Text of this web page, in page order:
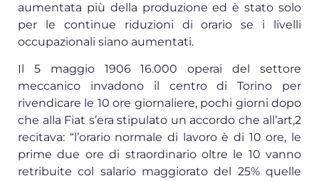
aumentata più della produzione ed è stato solo
per le continue riduzioni di orario se i livelli
occupazionali siano aumentati.
Il 5 maggio 1906 16.000 operai del settore
meccanico invadono il centro di Torino per
rivendicare le 10 ore giornaliere, pochi giorni dopo
che alla Fiat s’era stipulato un accordo che all’art,2
recitava: “l’orario normale di lavoro è di 10 ore, le
prime due ore di straordinario oltre le 10 vanno
retribuite col salario maggiorato del 25% quelle